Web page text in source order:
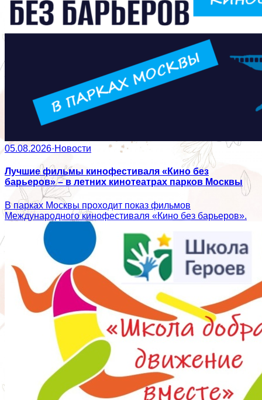
05.08.2026·Новости
Лучшие фильмы кинофестиваля «Кино без
барьеров» – в летних кинотеатрах парков Москвы
В парках Москвы проходит показ фильмов
Международного кинофестиваля «Кино без барьеров».